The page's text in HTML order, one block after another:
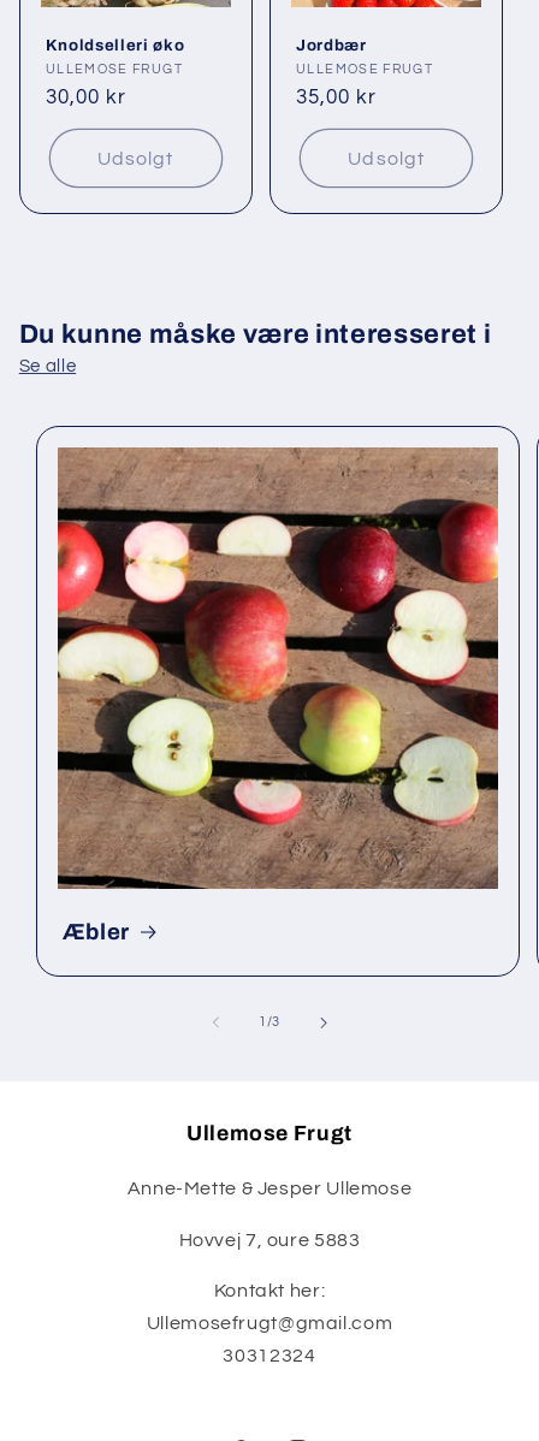
Knoldselleri øko
Forhandler:
ULLEMOSE FRUGT
Normalpris
30,00 kr
Udsolgt
Jordbær
Forhandler:
ULLEMOSE FRUGT
Normalpris
35,00 kr
Udsolgt
Du kunne måske være interesseret i
Se alle
Æbler
/af
3
Ullemose Frugt
Anne-Mette & Jesper Ullemose
Hovvej 7, oure 5883
Kontakt her:
Ullemosefrugt@gmail.com
30312324